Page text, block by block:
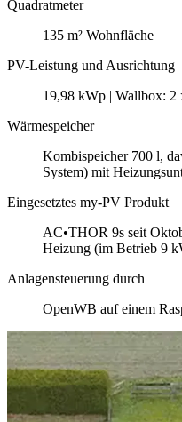
Quadratmeter
135 m² Wohnfläche
PV-Leistung und Ausrichtung
19,98 kWp | Wallbox: 2
Wärmespeicher
Kombispeicher 700 l,
System) mit
Eingesetztes my-PV Produkt
AC•THOR 9s seit
Heizung (im Betrieb 9
Anlagensteuerung durch
OpenWB auf einem